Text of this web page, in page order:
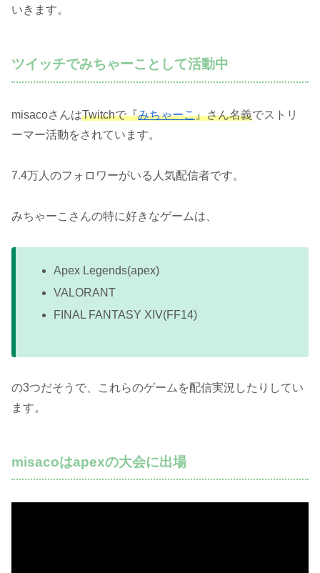
いきます。
ツイッチでみちゃーことして活動中
misacoさんはTwitchで『みちゃーこ』さん名義でストリ
ーマー活動をされています。
7.4万人のフォロワーがいる人気配信者です。
みちゃーこさんの特に好きなゲームは、
Apex Legends(apex)
VALORANT
FINAL FANTASY XIV(FF14)
の3つだそうで、これらのゲームを配信実況したりしてい
ます。
misacoはapexの大会に出場